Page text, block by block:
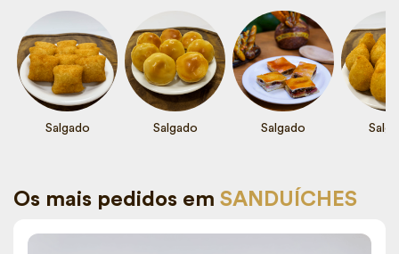
Salgado Salgado Salgado
Os mais pedidos em SANDUÍCHES